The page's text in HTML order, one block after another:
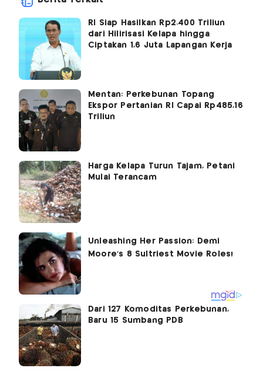
RI Siap Hasilkan Rp2.400 Triliun
dari Hilirisasi Kelapa hingga
Ciptakan 1,6 Juta Lapangan Kerja
Mentan: Perkebunan Topang
Ekspor Pertanian RI Capai Rp485,16
Triliun
Harga Kelapa Turun Tajam, Petani
Mulai Terancam
Dari 127 Komoditas Perkebunan,
Baru 15 Sumbang PDB